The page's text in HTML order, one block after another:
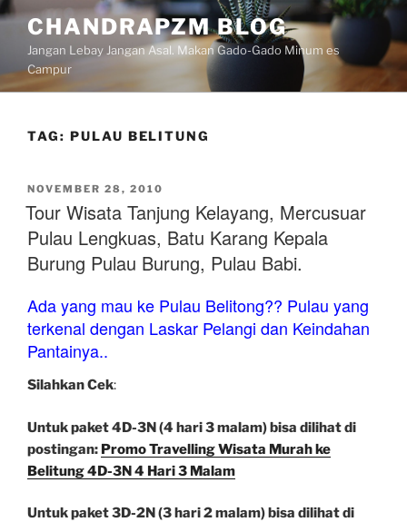
Skip
content
CHANDRAPZM BLOG
Jangan Lebay Jangan Asal. Makan Gado-Gado Minum es
Campur
TAG: PULAU BELITUNG
POSTED
ON
NOVEMBER 28, 2010
Tour Wisata Tanjung Kelayang, Mercusuar
Pulau Lengkuas, Batu Karang Kepala
Burung Pulau Burung, Pulau Babi.
Ada yang mau ke Pulau Belitong?? Pulau yang
terkenal dengan Laskar Pelangi dan Keindahan
Pantainya..
Silahkan Cek:
Untuk paket 4D-3N (4 hari 3 malam) bisa dilihat di
postingan: Promo Travelling Wisata Murah ke
Belitung 4D-3N 4 Hari 3 Malam
Untuk paket 3D-2N (3 hari 2 malam) bisa dilihat di